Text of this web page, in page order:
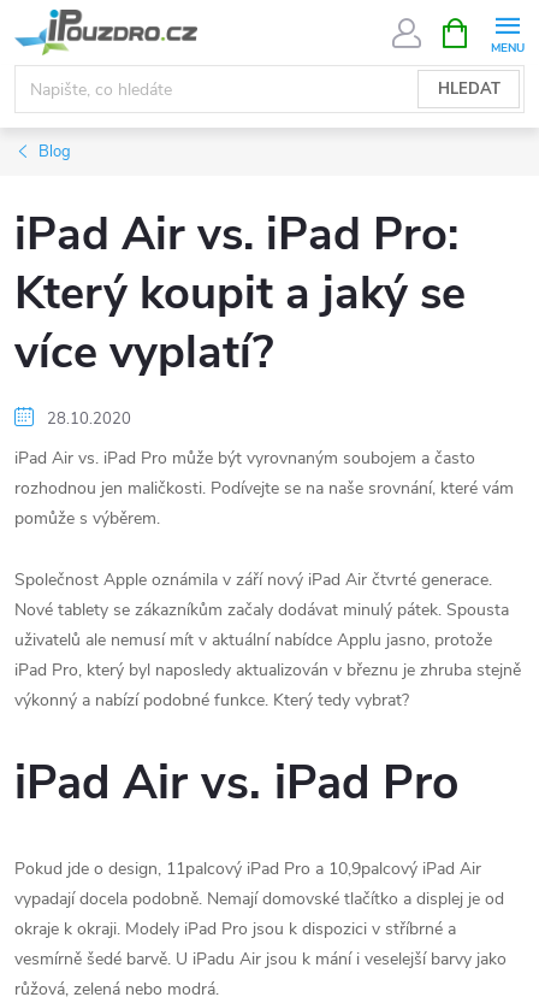
na
obsah
HLEDAT
NÁKUPNÍ
KOŠÍK
Blog
iPad Air vs. iPad Pro:
Který koupit a jaký se
více vyplatí?
28.10.2020
iPad Air vs. iPad Pro může být vyrovnaným soubojem a často
rozhodnou jen maličkosti. Podívejte se na naše srovnání, které vám
pomůže s výběrem.
Společnost Apple oznámila v září nový iPad Air čtvrté generace.
Nové tablety se zákazníkům začaly dodávat minulý pátek. Spousta
uživatelů ale nemusí mít v aktuální nabídce Applu jasno, protože
iPad Pro, který byl naposledy aktualizován v březnu je zhruba stejně
výkonný a nabízí podobné funkce. Který tedy vybrat?
iPad Air vs. iPad Pro
Pokud jde o design, 11palcový ‌iPad Pro‌ a 10,9palcový ‌iPad Air‌
vypadají docela podobně. Nemají domovské tlačítko a displej je od
okraje k okraji. Modely iPad Pro jsou k dispozici v stříbrné a
vesmírně šedé barvě. U iPadu Air jsou k mání i veselejší barvy jako
růžová, zelená nebo modrá.